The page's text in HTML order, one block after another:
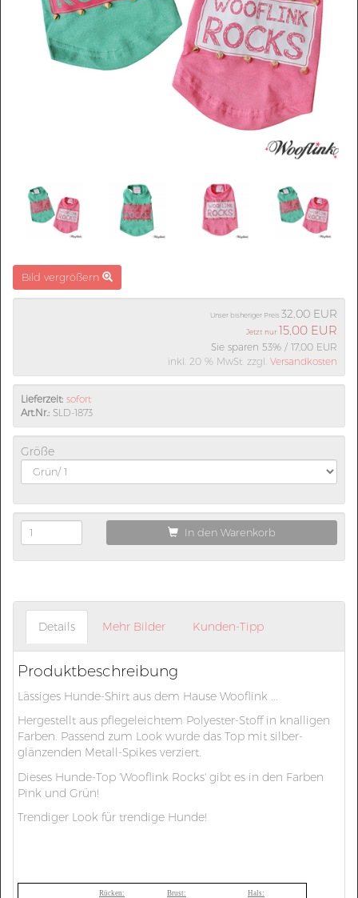
Bild vergrößern
Unser bisheriger Preis 32,00 EUR
Jetzt nur 15,00 EUR
Sie sparen 53% / 17,00 EUR
inkl. 20 % MwSt. zzgl. Versandkosten
Lieferzeit: sofort
Art.Nr.: SLD-1873
Größe
In den Warenkorb
Details Mehr Bilder Kunden-Tipp
Produktbeschreibung
Lässiges Hunde-Shirt aus dem Hause Wooflink ...
Hergestellt aus pflegeleichtem Polyester-Stoff in knalligen
Farben. Passend zum Look wurde das Top mit silber-
glänzenden Metall-Spikes verziert.
Dieses Hunde-Top 'Wooflink Rocks' gibt es in den Farben
Pink und Grün!
Trendiger Look für trendige Hunde!
Rücken: Brust: Hals: